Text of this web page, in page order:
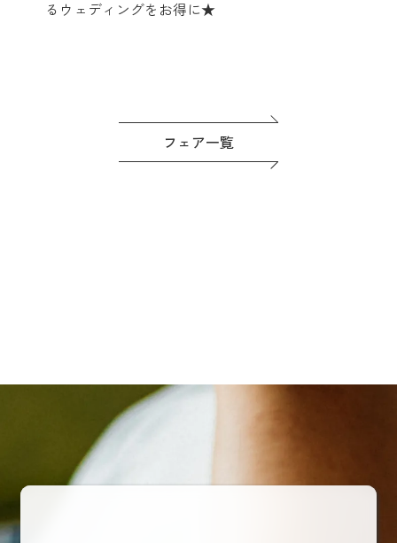
るウェディングをお得に★
フェア一覧